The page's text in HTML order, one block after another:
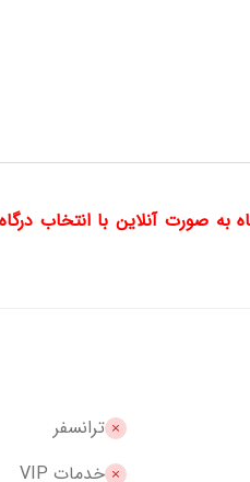
میتوانید این تور را به صورت اقساط تا 12 ماه به
ترانسفر
خدمات VIP